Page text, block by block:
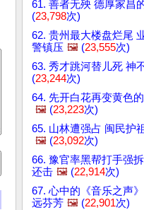
61. 善者无殃 德厚家昌
(23,798次)
62. 贵州最大楼盘烂尾
警镇压 🖼️ (23,555次)
63. 秀才跳河替儿死 神
(23,244次)
64. 先开白花再变黄色
🖼️ (23,223次)
65. 山林遭强占 闽民护
🖼️ (23,092次)
66. 豫官率黑帮打手强
还击 🖼️ (22,914次)
67. 心中的《音乐之声
远芬芳 🖼️ (22,901次)